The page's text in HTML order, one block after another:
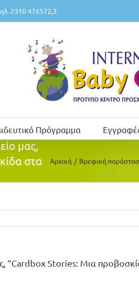
2310 476572,3
Πρόγραμμα
μας,
στα
Αρχική / Βρεφική
“Cardbox Stories: Μια